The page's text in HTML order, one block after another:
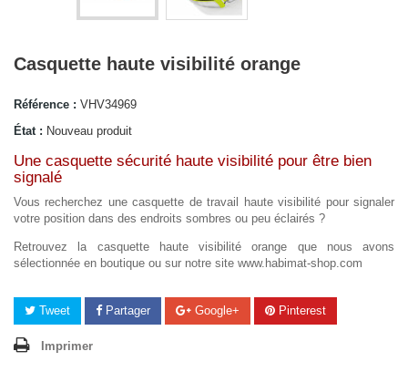
Casquette haute visibilité orange
Référence : VHV34969
État : Nouveau produit
Une casquette sécurité haute visibilité pour être bien
signalé
Vous recherchez une casquette de travail haute visibilité pour signaler
votre position dans des endroits sombres ou peu éclairés ?
Retrouvez la casquette haute visibilité orange que nous avons
sélectionnée en boutique ou sur notre site www.habimat-shop.com
Tweet Partager Google+ Pinterest
Imprimer